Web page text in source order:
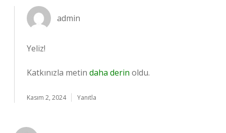
admin
Yeliz!
Katkınızla metin daha derin oldu.
Kasım 2, 2024 Yanıtla